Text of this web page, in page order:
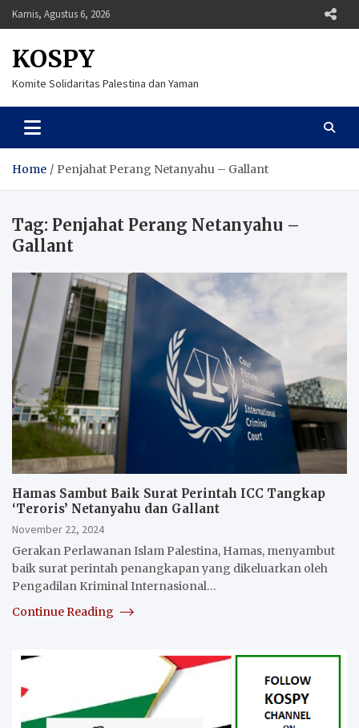
Skip
to
Kamis, Agustus 6, 2026
KOSPY
Komite Solidaritas Palestina dan Yaman
Home Penjahat Perang Netanyahu – Gallant
Tag: Penjahat Perang Netanyahu –
Gallant
Hamas Sambut Baik Surat Perintah ICC Tangkap
‘Teroris’ Netanyahu dan Gallant
November 22, 2024
Gerakan Perlawanan Islam Palestina, Hamas, menyambut
baik surat perintah penangkapan yang dikeluarkan oleh
Pengadilan Kriminal Internasional…
Continue Reading